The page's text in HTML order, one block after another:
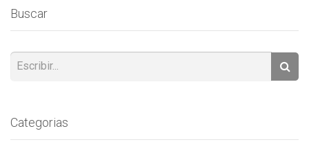
Buscar
Categorias